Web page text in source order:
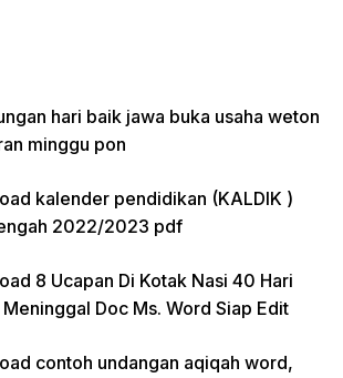
hari baik jawa buka usaha weton
minggu pon
kalender pendidikan (KALDIK )
2022/2023 pdf
8 Ucapan Di Kotak Nasi 40 Hari
Doc Ms. Word Siap Edit
contoh undangan aqiqah word,